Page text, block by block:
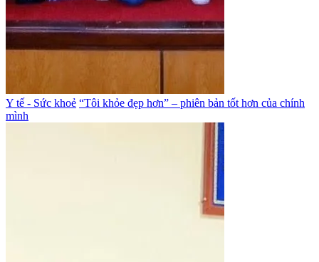
Y tế - Sức khoẻ “Tôi khỏe đẹp hơn” – phiên bản tốt hơn của chính
mình